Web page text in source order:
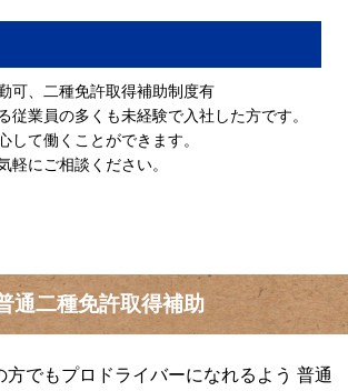
可、二種免許取得補助制度有
従業員の多くも未経験で入社した方です。
して働くことができます。
軽にご相談ください。
通二種免許取得補助
方でもプロドライバーになれるよう 普通